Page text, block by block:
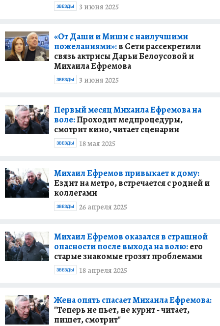
3 июня 2025
ЗВЕЗДЫ
«От Даши и Миши с наилучшими
пожеланиями»:в Сети рассекретили
связь актрисы Дарьи Белоусовой и
Михаила Ефремова
3 июня 2025
ЗВЕЗДЫ
Первый месяц Михаила Ефремова на
воле:Проходит медпроцедуры,
смотрит кино, читает сценарии
18 мая 2025
ЗВЕЗДЫ
Михаил Ефремов привыкает к дому:
Ездит на метро, встречается с родней и
коллегами
26 апреля 2025
ЗВЕЗДЫ
Михаил Ефремов оказался в страшной
опасности после выхода на волю:его
старые знакомые грозят проблемами
18 апреля 2025
ЗВЕЗДЫ
Жена опять спасает Михаила Ефремова:
"Теперь не пьет, не курит - читает,
пишет, смотрит"